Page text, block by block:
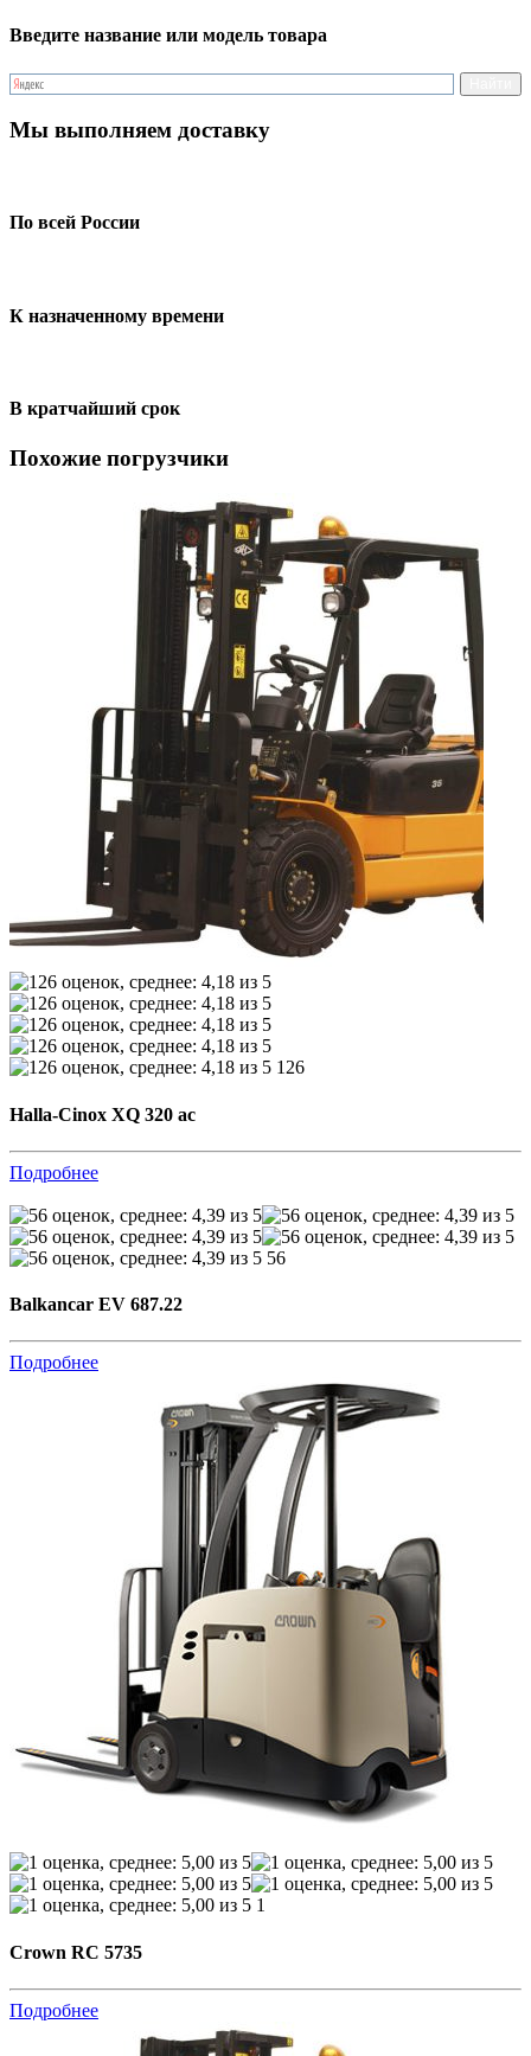
Введите название или модель товара
Мы выполняем доставку
По всей России
К назначенному времени
В кратчайший срок
Похожие погрузчики
126
Halla-Cinox XQ 320 ac
Подробнее
56
Balkancar EV 687.22
Подробнее
1
Crown RC 5735
Подробнее